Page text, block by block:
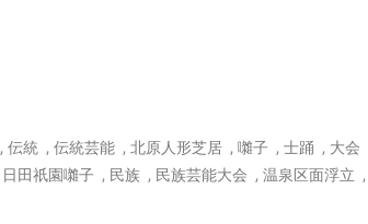
, 伝統 , 伝統芸能 , 北原人形芝居 , 囃子 , 士踊 , 大会
日田祇園囃子 , 民族 , 民族芸能大会 , 温泉区面浮立 ,